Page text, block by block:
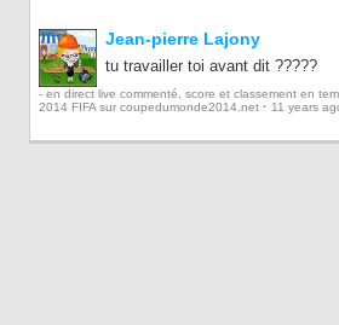
Jean-pierre Lajony
tu travailler toi avant dit ?????
- en direct live commenté, score et classement en
2014 FIFA sur coupedumonde2014.net · 11 years